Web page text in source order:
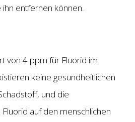
entfernen können.
von 4 ppm für Fluorid im
keine gesundheitlichen
und die
auf den menschlichen